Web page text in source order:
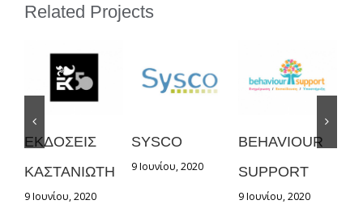
Related Projects
ΕΚΔΟΣΕΙΣ
ΚΑΣΤΑΝΙΩΤΗ
9 Ιουνίου, 2020
SYSCO
9 Ιουνίου, 2020
BEHAVIOUR
SUPPORT
9 Ιουνίου, 2020